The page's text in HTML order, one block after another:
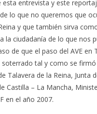
esta entrevista y este
lo que no queremos que
y que también sirva
la ciudadanía de lo que nos
de que el paso del AVE en
soterrado tal y como se
Talavera de la Reina, Junta
Castilla – La Mancha,
en el año 2007.